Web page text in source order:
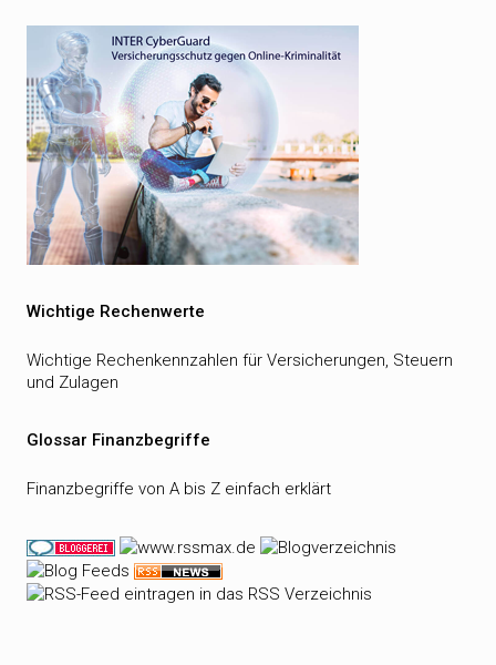
Wichtige Rechenwerte
Wichtige Rechenkennzahlen für Versicherungen, Steuern
und Zulagen
Glossar Finanzbegriffe
Finanzbegriffe von A bis Z einfach erklärt